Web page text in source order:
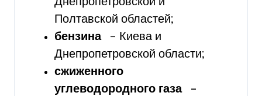
Полтавской областей;
бензина
– Киева и
Днепропетровской области;
сжиженного
углеводородного газа
–